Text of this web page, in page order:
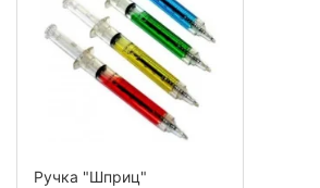
Ручка "Шприц"